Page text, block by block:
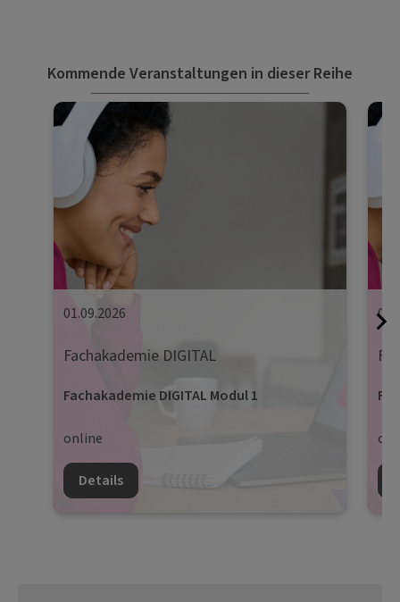
Kommende Veranstaltungen in dieser Reihe
01.09.2026
Fachakademie DIGITAL
Fachakademie DIGITAL Modul 1
online
Details